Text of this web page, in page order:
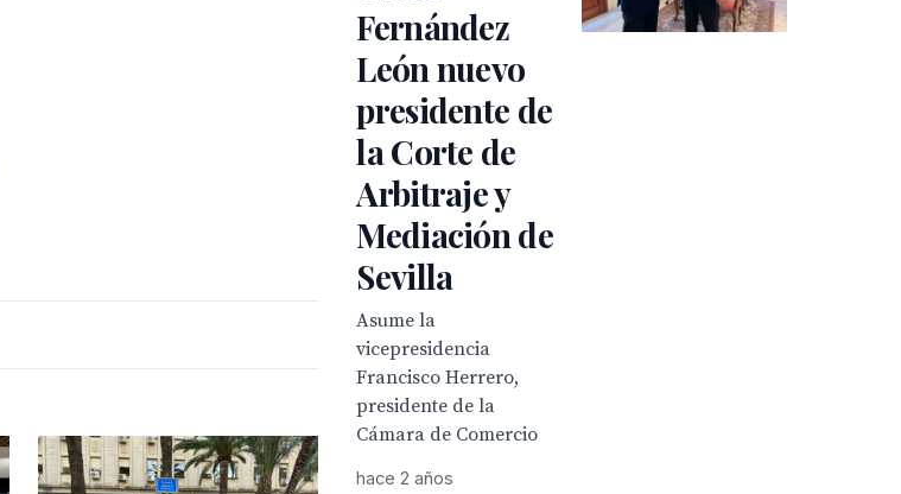
Fernández
León nuevo
presidente de
la Corte de
Arbitraje y
Mediación de
Sevilla
Asume la
vicepresidencia
Francisco Herrero,
presidente de la
Cámara de Comercio
hace 2 años